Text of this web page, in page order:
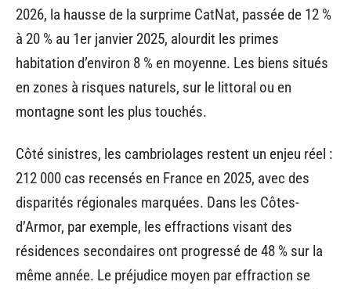
2026, la hausse de la surprime CatNat, passée de 12 %
à 20 % au 1er janvier 2025, alourdit les primes
habitation d’environ 8 % en moyenne. Les biens situés
en zones à risques naturels, sur le littoral ou en
montagne sont les plus touchés.
Côté sinistres, les cambriolages restent un enjeu réel :
212 000 cas recensés en France en 2025, avec des
disparités régionales marquées. Dans les Côtes-
d’Armor, par exemple, les effractions visant des
résidences secondaires ont progressé de 48 % sur la
même année. Le préjudice moyen par effraction se